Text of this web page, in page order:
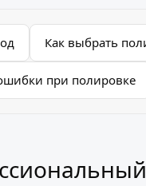
Как выбрать
при полировке